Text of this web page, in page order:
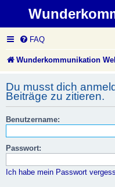
FAQ
Wunderkommunikation
Du musst dich
Beiträge zu zitieren.
Benutzername:
Passwort:
Ich habe mein Passwort